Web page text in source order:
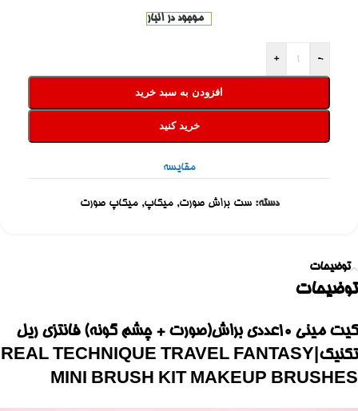
موجود در انبار
-
+
افزودن به سبد خرید
خرید کنید
مقایسه
دسته: ست براش صورت, میکاپ, میکاپ صورت
توضیحات
توضیحات
کیت مینی 10عددی براش(صورت + چشم گونه) فانتزی ریل
تکنیک|REAL TECHNIQUE TRAVEL FANTASY
MINI BRUSH KIT MAKEUP BRUSHES